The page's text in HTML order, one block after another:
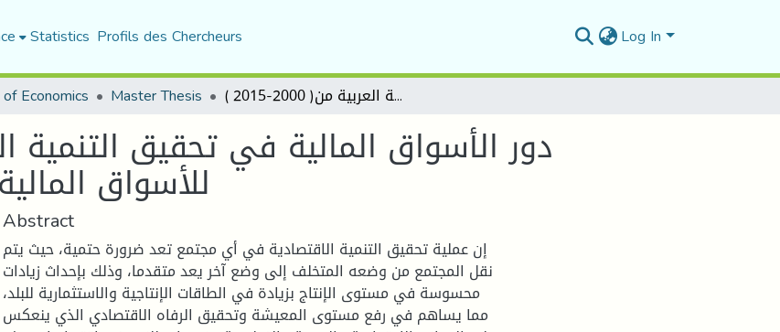
Statistics Profils des Chercheurs Log In
Economics Master Thesis دور الأسواق المالية في تحقيق التنمية الاقتصادية - دراسة تحليلية للأسواق المالية العربية من( 2000-2015 )
دور الأسواق المالية في تحقيق التنمية
للأسواق المالية
Abstract
إن عملية تحقيق التنمية الاقتصادية في أي مجتمع تعد ضرورة حتمية، حيث يتم
نقل المجتمع من وضعه المتخلف إلى وضع آخر يعد متقدما، وذلك بإحداث زيادات
محسوسة في مستوى الإنتاج بزيادة في الطاقات الإنتاجية والاستثمارية للبلد،
مما يساهم في رفع مستوى المعيشة وتحقيق الرفاه الاقتصادي الذي ينعكس